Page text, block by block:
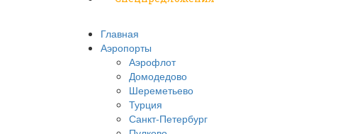
Главная
Аэропорты
Аэрофлот
Домодедово
Шереметьево
Турция
Санкт-Петербург